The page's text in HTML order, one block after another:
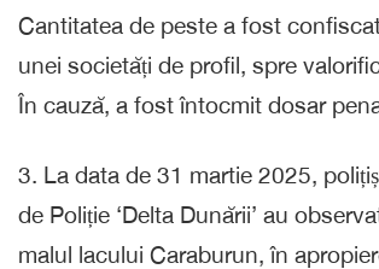
Cantitatea de peste a fost
unei societăți de profil, spre
În cauză, a fost întocmit dosar
3. La data de 31 martie 2025,
de Poliție ‘Delta Dunării’ au
malul lacului Caraburun, în